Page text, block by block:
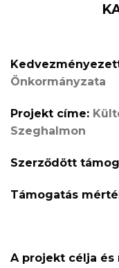
Önkormányzata
Projekt címe:
Szeghalmon
Szerződött
Támogatás
A projekt célja és